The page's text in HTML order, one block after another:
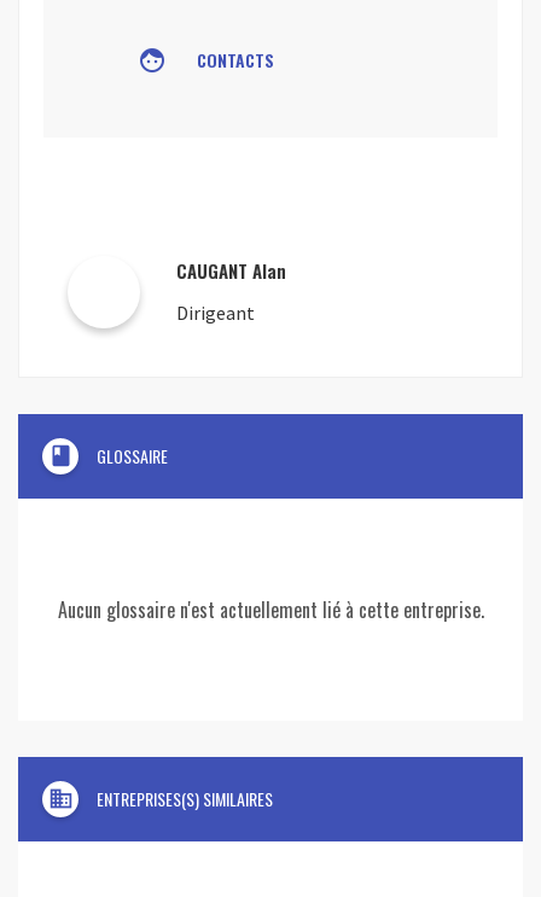
face CONTACTS
CAUGANT Alan
Dirigeant
book GLOSSAIRE
Aucun glossaire n'est actuellement lié à cette entreprise.
domain ENTREPRISES(S) SIMILAIRES